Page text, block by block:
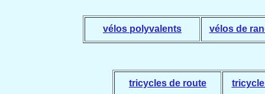
vélos polyvalents vélos de
tricycles de route